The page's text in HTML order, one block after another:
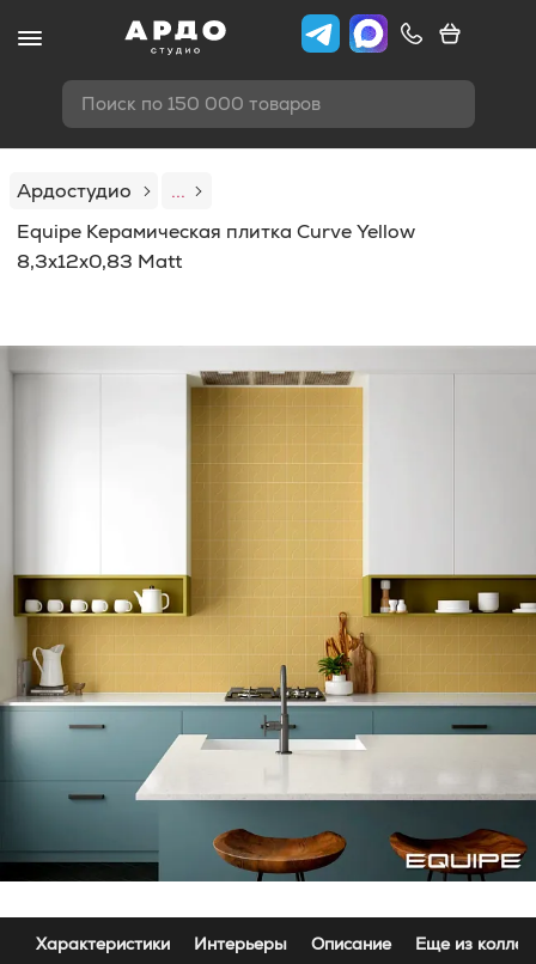
Поиск по 150 000 товаров
Ардостудио
...
Equipe Керамическая плитка Curve Yellow
8,3x12x0,83 Matt
Характеристики Интерьеры Описание Еще из